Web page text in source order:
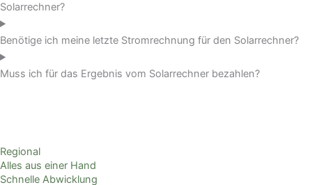
Solarrechner?
Benötige ich meine letzte Stromrechnung für den Solarrechner?
Muss ich für das Ergebnis vom Solarrechner bezahlen?
Regional
Alles aus einer Hand
Schnelle Abwicklung